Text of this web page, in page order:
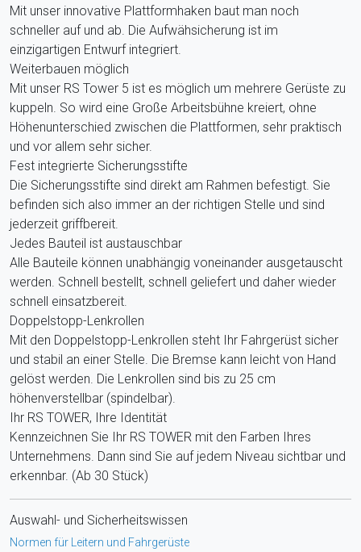
Mit unser innovative Plattformhaken baut man noch
schneller auf und ab. Die Aufwähsicherung ist im
einzigartigen Entwurf integriert.
Weiterbauen möglich
Mit unser RS Tower 5 ist es möglich um mehrere Gerüste zu
kuppeln. So wird eine Große Arbeitsbühne kreiert, ohne
Höhenunterschied zwischen die Plattformen, sehr praktisch
und vor allem sehr sicher.
Fest integrierte Sicherungsstifte
Die Sicherungsstifte sind direkt am Rahmen befestigt. Sie
befinden sich also immer an der richtigen Stelle und sind
jederzeit griffbereit.
Jedes Bauteil ist austauschbar
Alle Bauteile können unabhängig voneinander ausgetauscht
werden. Schnell bestellt, schnell geliefert und daher wieder
schnell einsatzbereit.
Doppelstopp-Lenkrollen
Mit den Doppelstopp-Lenkrollen steht Ihr Fahrgerüst sicher
und stabil an einer Stelle. Die Bremse kann leicht von Hand
gelöst werden. Die Lenkrollen sind bis zu 25 cm
höhenverstellbar (spindelbar).
Ihr RS TOWER, Ihre Identität
Kennzeichnen Sie Ihr RS TOWER mit den Farben Ihres
Unternehmens. Dann sind Sie auf jedem Niveau sichtbar und
erkennbar. (Ab 30 Stück)
Auswahl- und Sicherheitswissen
Normen für Leitern und Fahrgerüste